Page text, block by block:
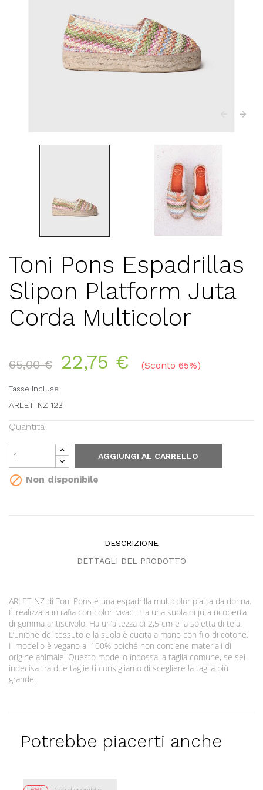
Toni Pons Espadrillas
Slipon Platform Juta
Corda Multicolor
65,00 € 22,75 € Sconto 65%
Tasse incluse
ARLET-NZ 123
Quantità
AGGIUNGI AL CARRELLO
 Non disponibile
DESCRIZIONE
DETTAGLI DEL PRODOTTO
ARLET-NZ di Toni Pons è una espadrilla multicolor piatta da donna.
È realizzata in rafia con colori vivaci. Ha una suola di juta ricoperta
di gomma antiscivolo. Ha un’altezza di 2,5 cm e la soletta di tela.
L’unione del tessuto e la suola è cucita a mano con filo di cotone.
Il modello è vegano al 100% poiché non contiene materiali di
origine animale. Questo modello indossa la taglia comune, se sei
indecisa tra due taglie ti consigliamo di scegliere la taglia più
grande.
Potrebbe piacerti anche